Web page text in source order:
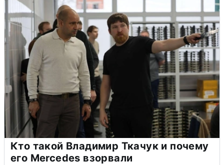
Кто такой Владимир Ткачук и почему
его Mercedes взорвали